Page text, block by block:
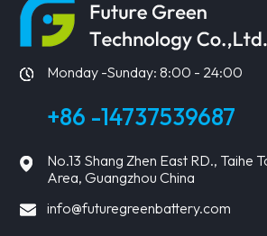
Monday -Sunday: 8:00 - 24:00
+86 -14737539687
No.13 Shang Zhen East RD., Taihe
Area, Guangzhou China
info@futuregreenbattery.com